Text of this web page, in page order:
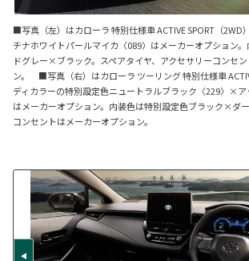
■写真（左）はカローラ 特別仕様車 ACTIVE SPORT（2WD
チナホワイトパールマイカ〈089〉はメーカーオプション
ドグレー×ブラック。スペアタイヤ、アクセサリーコンセ
ン。 ■写真（右）はカローラ ツーリング 特別仕様車
ディカラーの特別設定色ニュートラルブラック〈229〉×ア
はメーカーオプション。内装色は特別設定色ブラック×ダ
コンセントはメーカーオプション。